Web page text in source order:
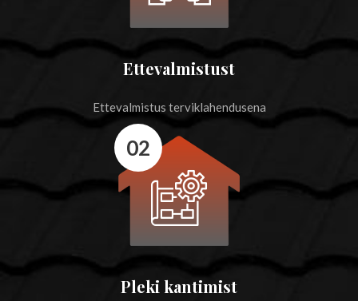
Ettevalmistust
Ettevalmistus terviklahendusena
02
Pleki kantimist